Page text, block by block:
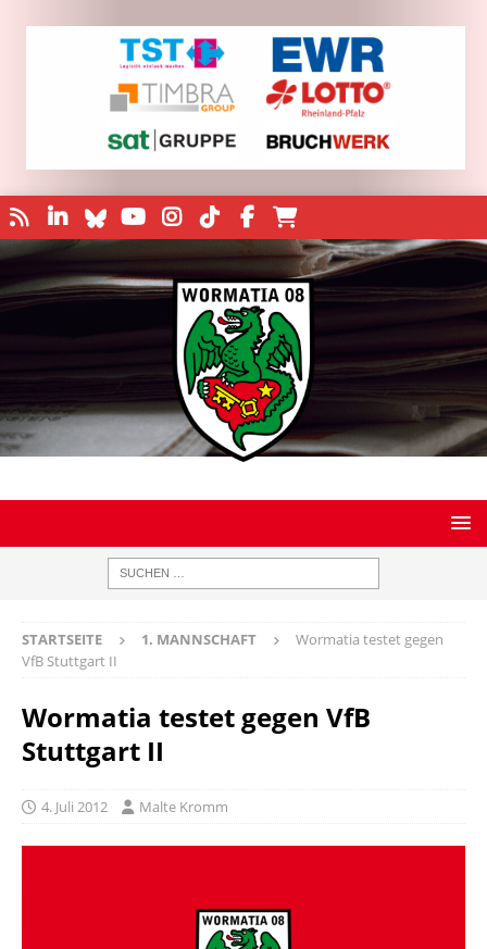
STARTSEITE 1. MANNSCHAFT
Wormatia testet gegen
VfB Stuttgart II
Wormatia testet gegen VfB
Stuttgart II
4. Juli 2012 Malte Kromm